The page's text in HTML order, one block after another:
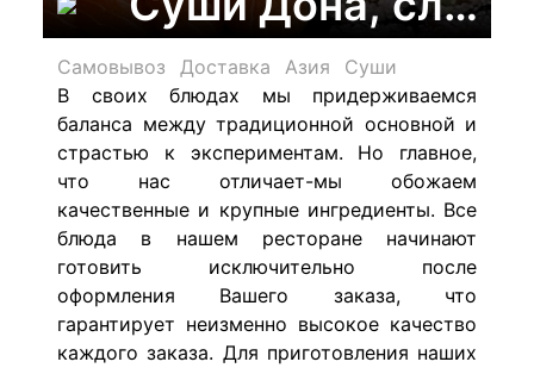
Самовывоз Доставка Азия
Суши
В своих блюдах мы придерживаемся
баланса между традиционной основной и
страстью к экспериментам. Но главное,
что нас отличает-мы обожаем
качественные и крупные ингредиенты. Все
блюда в нашем ресторане начинают
готовить исключительно после
оформления Вашего заказа, что
гарантирует неизменно высокое качество
каждого заказа. Для приготовления наших